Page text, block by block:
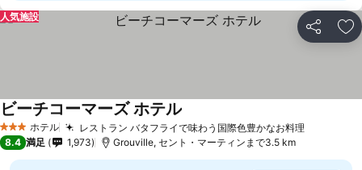
シェア お
人気施設
3 ホテルのランク
ホテル レストラン バタフライで味わう国際色豊かなお料理
ビーチコーマーズ ホテル
8.4 満足 1,973 Grouville, セント・マーティンまで3.5 km